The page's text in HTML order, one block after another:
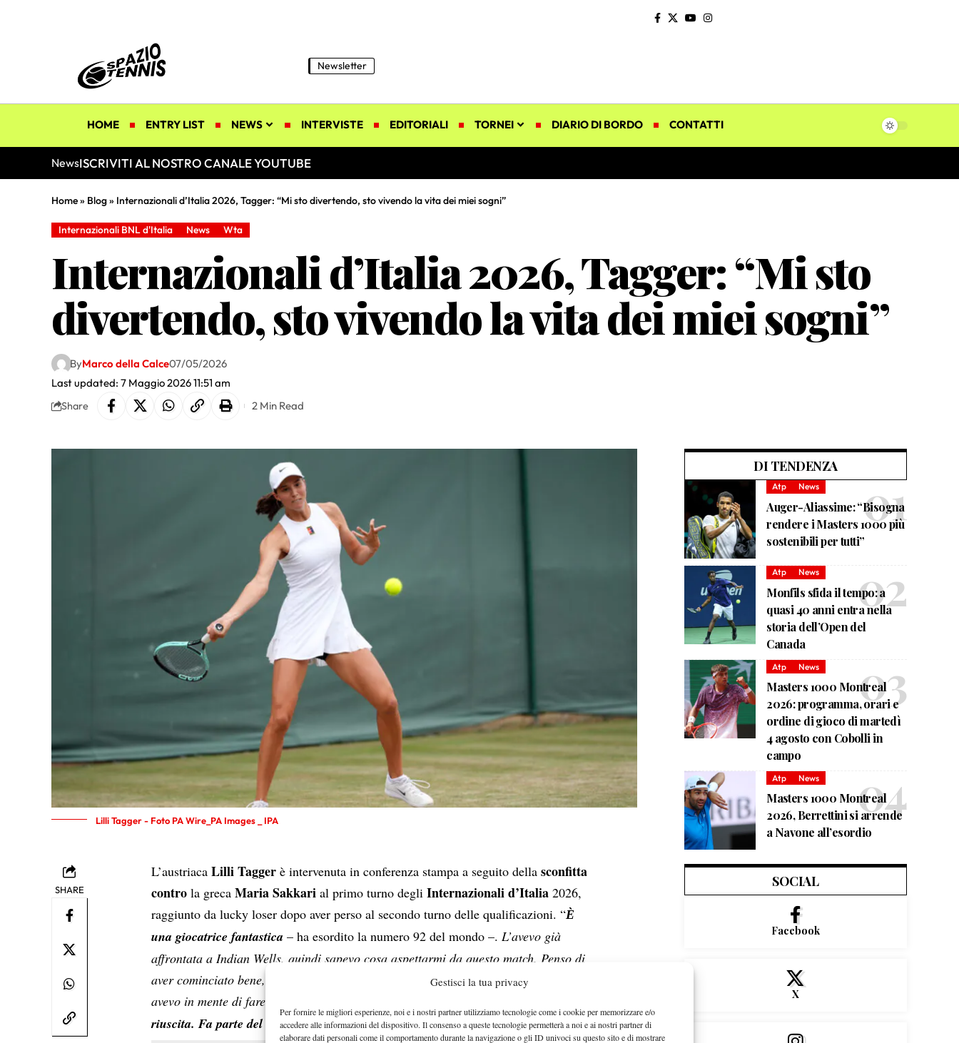
Gestisci la tua privacy
Per fornire le migliori esperienze, noi e i nostri partner utilizziamo tecnologie come i cookie per memorizzare e/o
accedere alle informazioni del dispositivo. Il consenso a queste tecnologie permetterà a noi e ai nostri partner di
elaborare dati personali come il comportamento durante la navigazione o gli ID univoci su questo sito e di mostrare
Newsletter
HOME ENTRY LIST NEWS INTERVISTE EDITORIALI TORNEI DIARIO DI BORDO CONTATTI
NewsISCRIVITI AL NOSTRO CANALE YOUTUBE
Home» Blog» Internazionali d’Italia 2026, Tagger: “Mi sto divertendo, sto vivendo la vita dei miei sogni”
Internazionali BNL d'Italia News Wta
Internazionali d’Italia 2026, Tagger: “Mi sto
divertendo, sto vivendo la vita dei miei sogni”
Last updated: 7 Maggio 2026 11:51 am
ByMarco della Calce07/05/2026
Share 2 Min Read
Lilli Tagger - Foto PA Wire_PA Images _ IPA
SHARE
L’austriacaLilli Tagger è intervenuta in conferenza stampa a seguito dellasconfitta
contro la grecaMaria Sakkari al primo turno degliInternazionali d’Italia 2026,
raggiunto da lucky loser dopo aver perso al secondo turno delle qualificazioni. “Ѐ
una giocatrice fantastica – ha esordito la numero 92 del mondo –. L’avevo già
affrontata a Indian Wells, quindi sapevo cosa aspettarmi da questo match. Penso di
aver cominciato bene, ho giocato il mio tennis. Sono riuscita a fare tutte le cose che
avevo in mente di fare.
riuscita. Fa parte del gioco, devo imparare da queste sfide”.
DI TENDENZA
Atp News
Auger-Aliassime: “Bisogna
rendere i Masters 1000 più
sostenibili per tutti”
Atp News
Monfils sfida il tempo: a
quasi 40 anni entra nella
storia dell’Open del
Canada
Atp News
Masters 1000 Montreal
2026: programma, orari e
ordine di gioco di martedì
4 agosto con Cobolli in
campo
Atp News
Masters 1000 Montreal
2026, Berrettini si arrende
a Navone all’esordio
SOCIAL
Facebook
X